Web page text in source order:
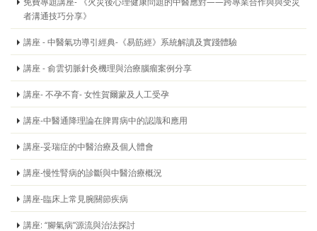
者溝通技巧分享》
講座 - 中醫氣功導引經典-《易筋經》系統解讀及實踐體驗
講座 - 俞雲切脈針灸機理與治療腦瘤案例分享
講座- 不孕不育- 女性賀爾蒙及人工受孕
講座-中醫通降理論在脾胃病中的認識和應用
講座-妥瑞症的中醫治療及個人體會
講座-慢性腎病的診斷與中醫治療概況
講座-臨床上常見腕關節疾病
講座: “腳氣病”源流與治法探討